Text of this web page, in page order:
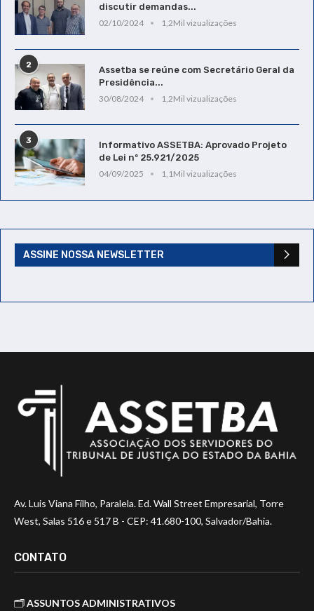
discutir demandas...
02/10/2024
1,2Mil vizualizações
2
Assetba se reúne com Secretário Geral da
Presidência...
30/08/2024
1,2Mil vizualizações
3
Informativo ASSETBA: Aprovado Projeto
de Lei nº 25.921/2025
04/09/2025
1,1Mil vizualizações
ASSINE NOSSA NEWSLETTER
Av. Luis Viana Filho, Paralela. Ed. Wall Street Empresarial, Torre
West, Salas 516 e 517 B - CEP: 41.680-100, Salvador/Bahia.
CONTATO
🗂️ASSUNTOS ADMINISTRATIVOS